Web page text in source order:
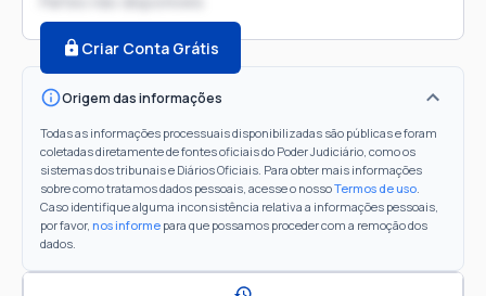
Criar Conta Grátis
Origem das informações
Todas as informações processuais disponibilizadas são públicas e foram
coletadas diretamente de fontes oficiais do Poder Judiciário, como os
sistemas dos tribunais e Diários Oficiais. Para obter mais informações
sobre como tratamos dados pessoais, acesse o nossoTermos de uso.
Caso identifique alguma inconsistência relativa a informações pessoais,
por favor, nos informe para que possamos proceder com a remoção dos
dados.